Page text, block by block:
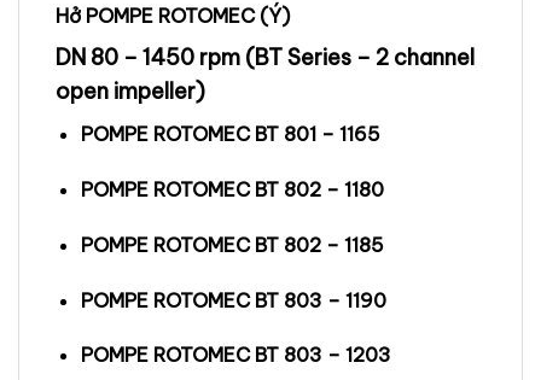
Hở POMPE ROTOMEC (Ý)
DN 80 – 1450 rpm (BT Series – 2 channel
open impeller)
POMPE ROTOMEC BT 801 – 1165
POMPE ROTOMEC BT 802 – 1180
POMPE ROTOMEC BT 802 – 1185
POMPE ROTOMEC BT 803 – 1190
POMPE ROTOMEC BT 803 – 1203